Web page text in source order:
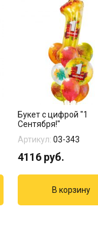
Букет с цифрой "1
Сентября!"
Артикул: 03-343
4116 руб.